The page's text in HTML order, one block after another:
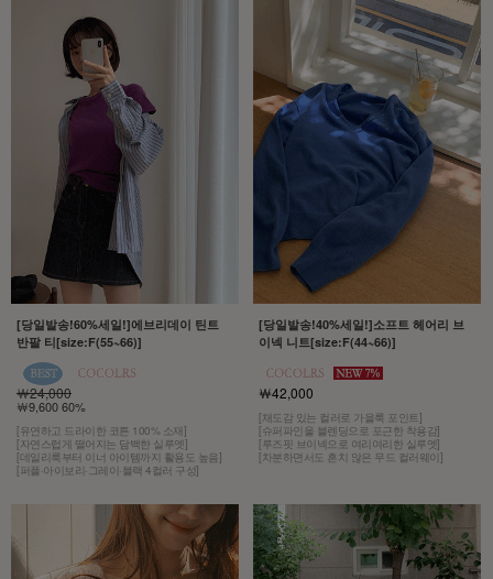
[당일발송!60%세일!]에브리데이 틴트
반팔 티[size:F(55~66)]
￦24,000
￦9,600 60%
[유연하고 드라이한 코튼 100% 소재]
[자연스럽게 떨어지는 담백한 실루엣]
[데일리룩부터 이너 아이템까지 활용도 높음]
[퍼플·아이보리·그레이·블랙 4컬러 구성]
[당일발송!40%세일!]소프트 헤어리 브
이넥 니트[size:F(44~66)]
￦42,000
[채도감 있는 컬러로 가을룩 포인트]
[슈퍼파인울 블렌딩으로 포근한 착용감]
[루즈핏 브이넥으로 여리여리한 실루엣]
[차분하면서도 흔치 않은 무드 컬러웨이]